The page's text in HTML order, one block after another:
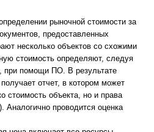
рыночной стоимости за
предоставленных
несколько объектов со схожими
стоимость определяют, следуя
при помощи ПО. В результате
отчет, в котором может
стоимость объекта, но и права
Аналогично проводится оценка